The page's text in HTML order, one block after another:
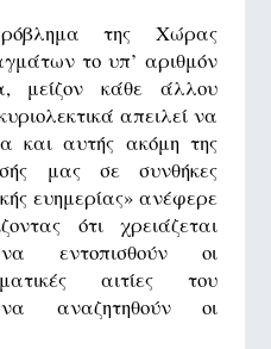
της Χώρας
το υπ’ αριθμόν
μείζον κάθε άλλου
απειλεί να
και αυτής ακόμη της
μας σε συνθήκες
ευημερίας» ανέφερε
ότι χρειάζεται
εντοπισθούν οι
αιτίες του
αναζητηθούν οι